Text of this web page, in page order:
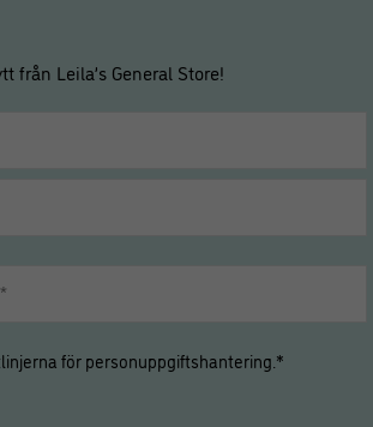
från Leila’s General Store!
förpersonuppgiftshantering .*